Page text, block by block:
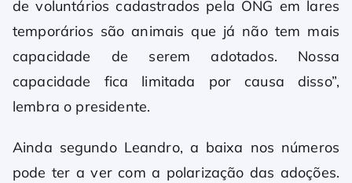
de voluntários cadastrados pela ONG em lares
temporários são animais que já não tem mais
capacidade de serem adotados. Nossa
capacidade fica limitada por causa disso”,
lembra o presidente.
Ainda segundo Leandro, a baixa nos números
pode ter a ver com a polarização das adoções.